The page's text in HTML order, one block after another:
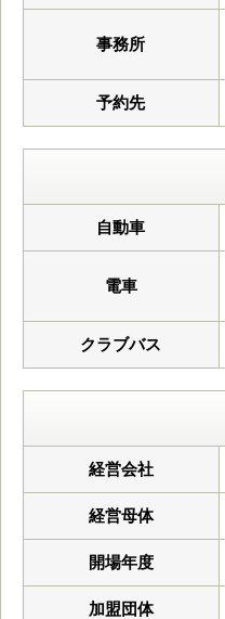
事務所
予約先
自動車
電車
クラブバス
経営会社
経営母体
開場年度
加盟団体